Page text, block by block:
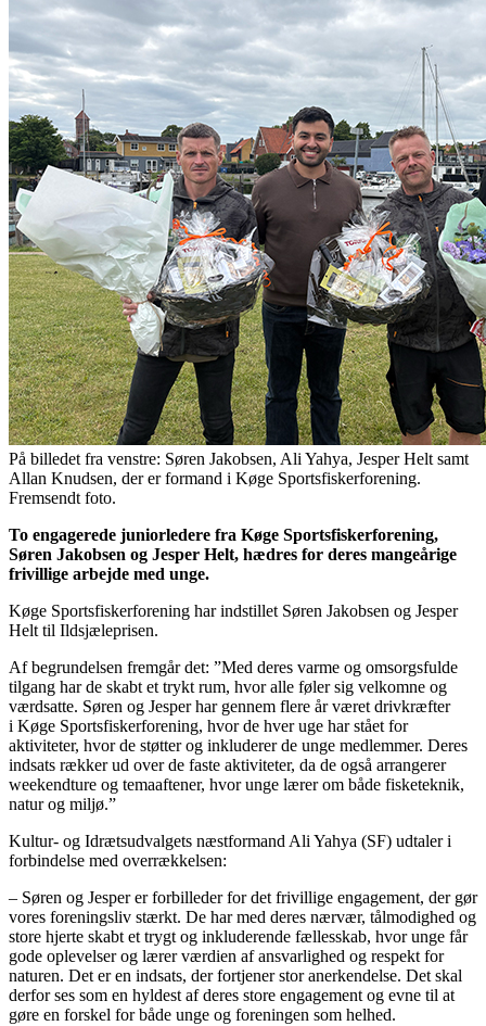
På billedet fra venstre: Søren Jakobsen, Ali Yahya, Jesper Helt samt
Allan Knudsen, der er formand i Køge Sportsfiskerforening.
Fremsendt foto.
To engagerede juniorledere fra Køge Sportsfiskerforening,
Søren Jakobsen og Jesper Helt, hædres for deres mangeårige
frivillige arbejde med unge.
Køge Sportsfiskerforening har indstillet Søren Jakobsen og Jesper
Helt til Ildsjæleprisen.
Af begrundelsen fremgår det: ”Med deres varme og omsorgsfulde
tilgang har de skabt et trykt rum, hvor alle føler sig velkomne og
værdsatte. Søren og Jesper har gennem flere år været drivkræfter
i Køge Sportsfiskerforening, hvor de hver uge har stået for
aktiviteter, hvor de støtter og inkluderer de unge medlemmer. Deres
indsats rækker ud over de faste aktiviteter, da de også arrangerer
weekendture og temaaftener, hvor unge lærer om både fisketeknik,
natur og miljø.”
Kultur- og Idrætsudvalgets næstformand Ali Yahya (SF) udtaler i
forbindelse med overrækkelsen:
– Søren og Jesper er forbilleder for det frivillige engagement, der gør
vores foreningsliv stærkt. De har med deres nærvær, tålmodighed og
store hjerte skabt et trygt og inkluderende fællesskab, hvor unge får
gode oplevelser og lærer værdien af ansvarlighed og respekt for
naturen. Det er en indsats, der fortjener stor anerkendelse. Det skal
derfor ses som en hyldest af deres store engagement og evne til at
gøre en forskel for både unge og foreningen som helhed.